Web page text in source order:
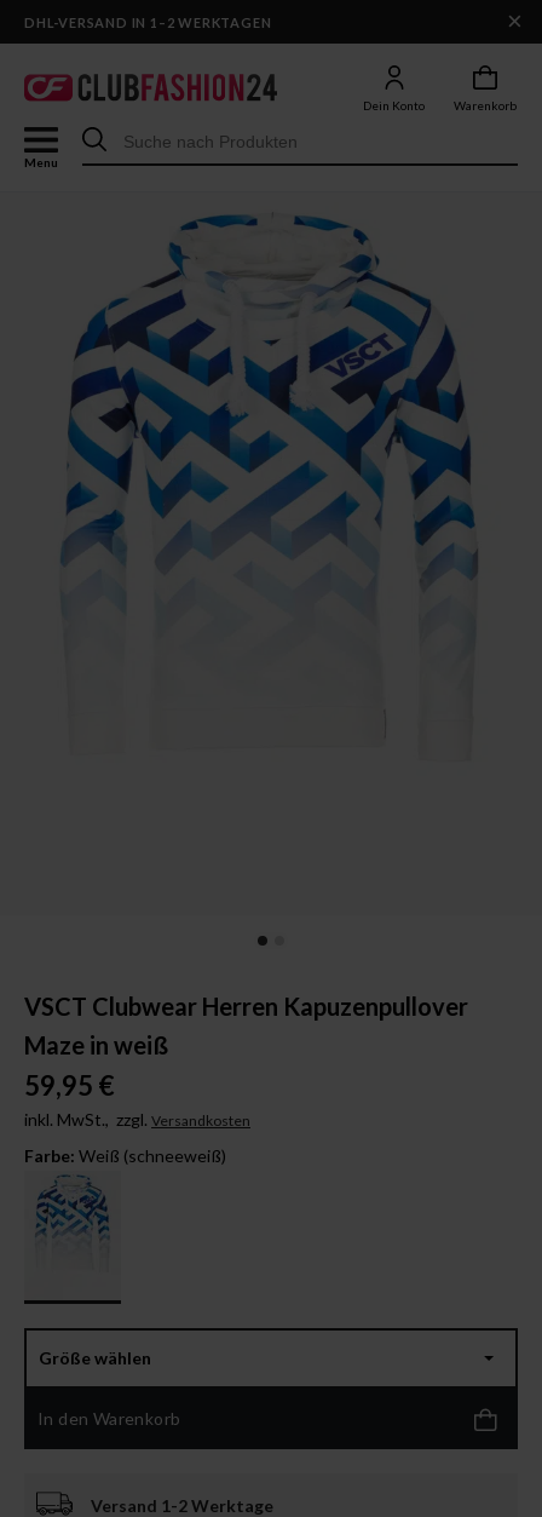
Dein Konto Warenkorb
Menu
DHL-VERSAND IN 1–2 WERKTAGEN ×
VSCT Clubwear Herren Kapuzenpullover
Maze in weiß
59,95 €
inkl. MwSt., zzgl. Versandkosten
Farbe: Weiß (schneeweiß)
Größe wählen
In den Warenkorb
Versand 1-2 Werktage